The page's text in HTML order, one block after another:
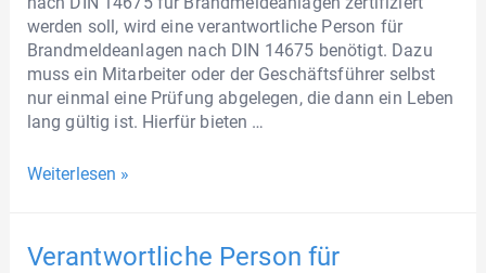
werden soll, wird eine verantwortliche Person für
Brandmeldeanlagen nach DIN 14675 benötigt. Dazu
muss ein Mitarbeiter oder der Geschäftsführer selbst
nur einmal eine Prüfung abgelegen, die dann ein Leben
lang gültig ist. Hierfür bieten …
Weiterlesen »
Verantwortliche Person für